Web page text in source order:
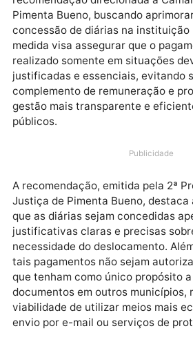
O Ministério Público de
recomendação direcionada à
Pimenta Bueno, buscando
concessão de diárias na
medida visa assegurar que o
realizado somente em
complemento de remuneração
gestão mais transparente e
públicos.
Publicidade
A recomendação, emitida pela
Justiça de Pimenta Bueno,
que as diárias sejam
justificativas claras e precisas
necessidade do